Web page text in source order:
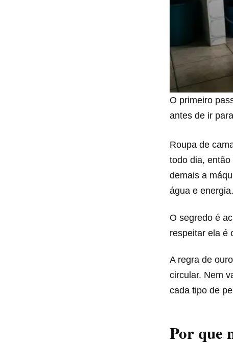
O primeiro
antes de ir
Roupa de
todo dia,
demais a
água e energia.
O segredo é
respeitar ela é
A regra de
circular. Nem
cada tipo de
Por que